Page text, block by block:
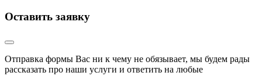
Оставить заявку
Отправка формы Вас ни к чему не обязывает, мы будем рады
рассказать про наши услуги и ответить на любые